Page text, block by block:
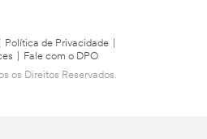
Política de Privacidade
Fale com o DPO
os Direitos Reservados.